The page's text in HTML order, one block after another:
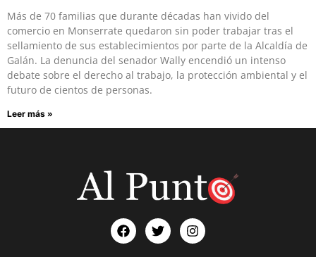
Más de 70 familias que durante décadas han vivido del
comercio en Monserrate quedaron sin poder trabajar tras el
sellamiento de sus establecimientos por parte de la Alcaldía de
Galán. La denuncia del senador Wally encendió un intenso
debate sobre el derecho al trabajo, la protección ambiental y el
futuro de cientos de personas.
Leer más »